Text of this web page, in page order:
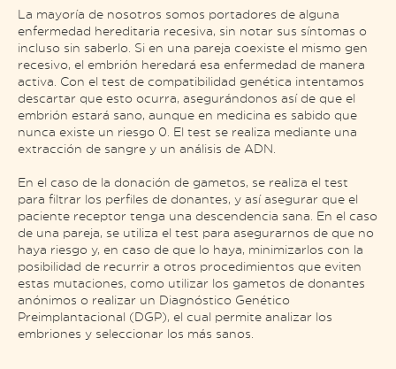
La mayoría de nosotros somos portadores de alguna
enfermedad hereditaria recesiva, sin notar sus síntomas o
incluso sin saberlo. Si en una pareja coexiste el mismo gen
recesivo, el embrión heredará esa enfermedad de manera
activa. Con el test de compatibilidad genética intentamos
descartar que esto ocurra, asegurándonos así de que el
embrión estará sano, aunque en medicina es sabido que
nunca existe un riesgo 0. El test se realiza mediante una
extracción de sangre y un análisis de ADN.
En el caso de la donación de gametos, se realiza el test
para filtrar los perfiles de donantes, y así asegurar que el
paciente receptor tenga una descendencia sana. En el caso
de una pareja, se utiliza el test para asegurarnos de que no
haya riesgo y, en caso de que lo haya, minimizarlos con la
posibilidad de recurrir a otros procedimientos que eviten
estas mutaciones, como utilizar los gametos de donantes
anónimos o realizar un Diagnóstico Genético
Preimplantacional (DGP), el cual permite analizar los
embriones y seleccionar los más sanos.